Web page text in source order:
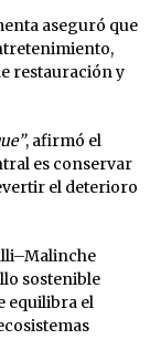
aseguró que
restauración y
, afirmó el
es conservar
el deterioro
sostenible
equilibra el